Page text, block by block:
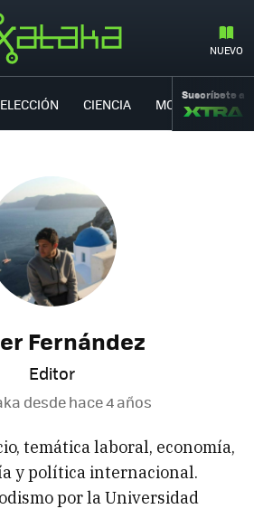
NUEVO
CIENCIA MOVILIDAD
Suscríbete a
Fernández
Editor
desdehace 4 años
temática laboral, economía,
y política internacional.
por la Universidad